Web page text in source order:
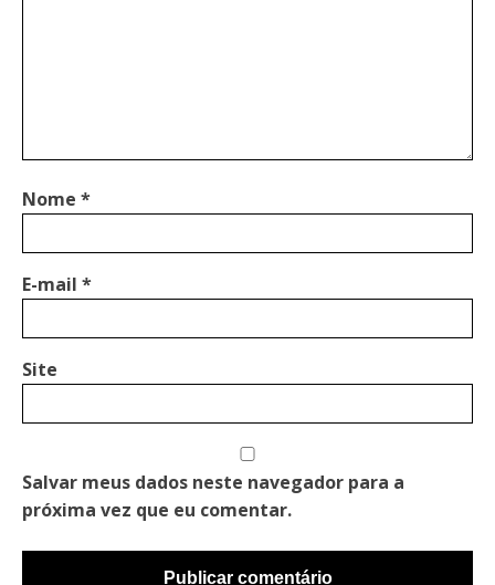
Nome *
E-mail *
Site
Salvar meus dados neste navegador para a
próxima vez que eu comentar.